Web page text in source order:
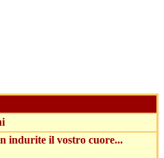
indurite il vostro cuore...